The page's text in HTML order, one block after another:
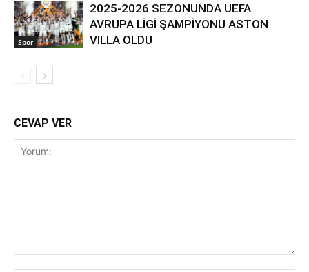
Spor
2025-2026 SEZONUNDA UEFA
AVRUPA LİGİ ŞAMPİYONU ASTON
VILLA OLDU
CEVAP VER